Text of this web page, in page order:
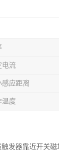
电流
感应距离
温度
发器靠近开关